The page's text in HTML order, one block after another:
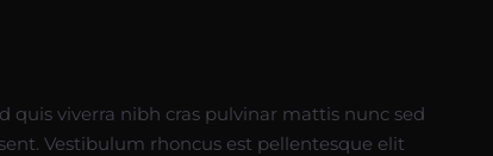
viverra nibh cras pulvinar mattis nunc sed
Vestibulum rhoncus est pellentesque elit